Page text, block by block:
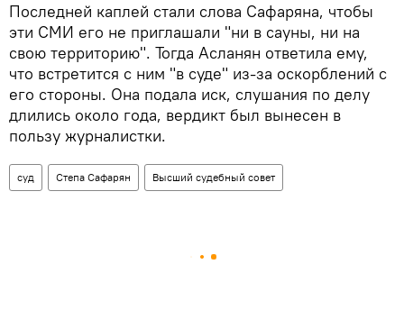
Последней каплей стали слова Сафаряна, чтобы
эти СМИ его не приглашали "ни в сауны, ни на
свою территорию". Тогда Асланян ответила ему,
что встретится с ним "в суде" из-за оскорблений с
его стороны. Она подала иск, слушания по делу
длились около года, вердикт был вынесен в
пользу журналистки.
суд Степа Сафарян Высший судебный совет